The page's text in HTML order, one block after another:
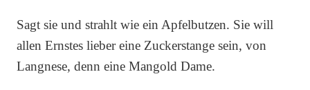
Sagt sie und strahlt wie ein Apfelbutzen. Sie will
allen Ernstes lieber eine Zuckerstange sein, von
Langnese, denn eine Mangold Dame.